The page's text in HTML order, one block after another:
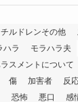
ルドレンその他
ハラ
モラハラ夫
スメントについて
傷 加害者 反
恐怖 悪口 感